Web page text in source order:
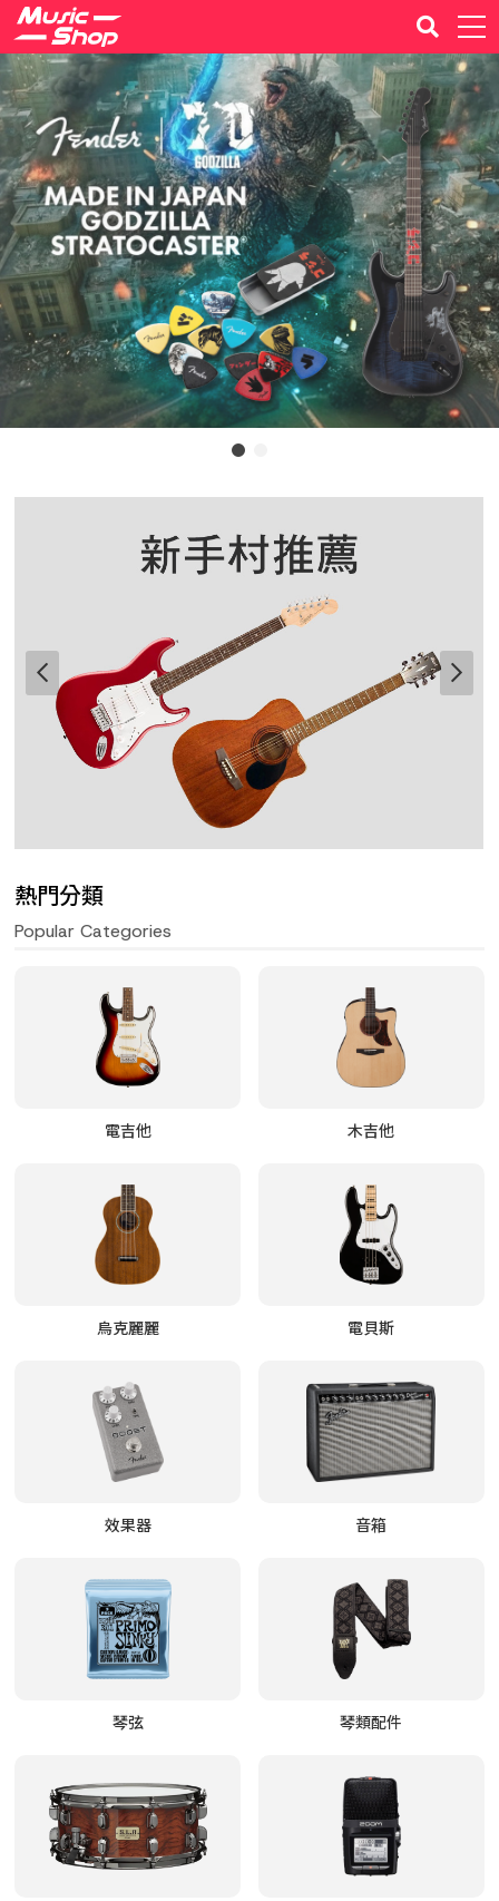
熱門分類
Popular Categories
電吉他 木吉他
烏克麗麗 電貝斯
效果器 音箱
琴弦 琴類配件